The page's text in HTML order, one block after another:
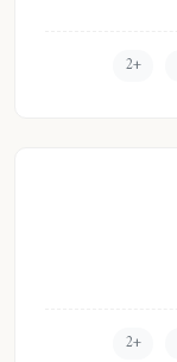
+2
+2